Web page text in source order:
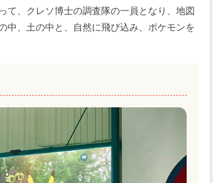
て、クレソ博士の調査隊の一員となり、地図
中、土の中と、自然に飛び込み、ポケモンを